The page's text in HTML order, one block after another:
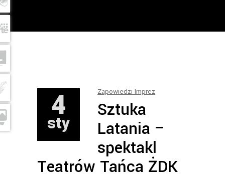
4
sty
Zapowiedzi Imprez
Sztuka
Latania –
spektakl
Teatrów Tańca ŻDK